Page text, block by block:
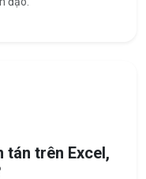
tán trên Excel,